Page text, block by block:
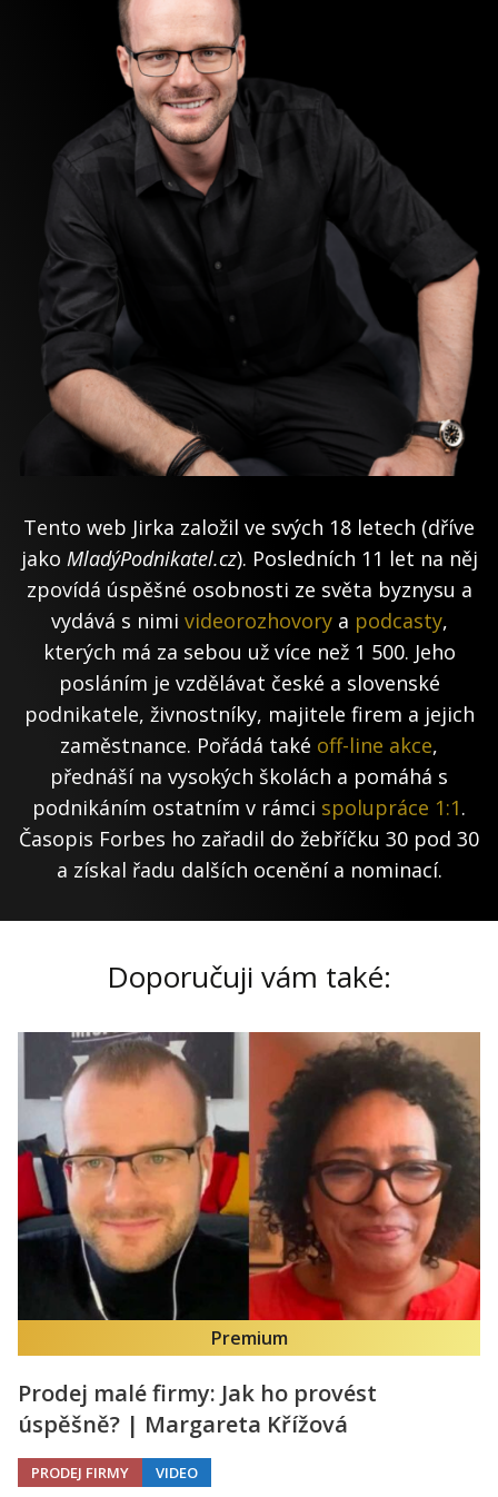
Tento web Jirka založil ve svých 18 letech (dříve
jako MladýPodnikatel.cz). Posledních 11 let na něj
zpovídá úspěšné osobnosti ze světa byznysu a
vydává s nimi videorozhovorya podcasty,
kterých má za sebou už více než 1 500. Jeho
posláním je vzdělávat české a slovenské
podnikatele, živnostníky, majitele firem a jejich
zaměstnance. Pořádá také off-line akce,
přednáší na vysokých školách a pomáhá s
podnikáním ostatním v rámci spolupráce 1:1.
Časopis Forbes ho zařadil do žebříčku 30 pod 30
a získal řadu dalších ocenění a nominací.
Doporučuji vám také:
Premium
Prodej malé firmy: Jak ho provést
úspěšně? | Margareta Křížová
PRODEJ FIRMY VIDEO